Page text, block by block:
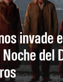
invade
del